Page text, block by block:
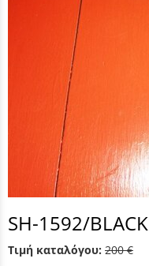
SH-1592/BLACK
Τιμή καταλόγου: 200 €